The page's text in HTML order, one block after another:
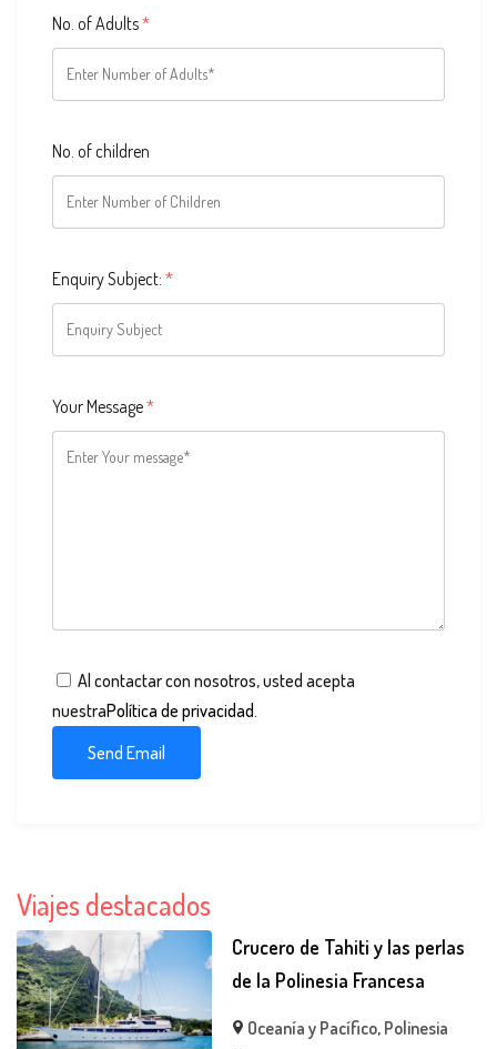
No. of Adults*
No. of children
Enquiry Subject: *
Your Message*
Al contactar con nosotros, usted acepta
nuestraPolítica de privacidad.
Viajes destacados
Crucero de Tahiti y las perlas
de la Polinesia Francesa
Oceanía y Pacífico, Polinesia